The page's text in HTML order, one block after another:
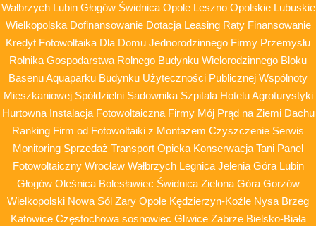
Wałbrzych Lubin Głogów Świdnica Opole Leszno Opolskie Lubuskie
Wielkopolska Dofinansowanie Dotacja Leasing Raty Finansowanie
Kredyt Fotowoltaika Dla Domu Jednorodzinnego Firmy Przemysłu
Rolnika Gospodarstwa Rolnego Budynku Wielorodzinnego Bloku
Basenu Aquaparku Budynku Użyteczności Publicznej Wspólnoty
Mieszkaniowej Spółdzielni Sadownika Szpitala Hotelu Agroturystyki
Hurtowna Instalacja Fotowoltaiczna Firmy Mój Prąd na Ziemi Dachu
Ranking Firm od Fotowoltaiki z Montażem Czyszczenie Serwis
Monitoring Sprzedaż Transport Opieka Konserwacja Tani Panel
Fotowoltaiczny Wrocław Wałbrzych Legnica Jelenia Góra Lubin
Głogów Oleśnica Bolesławiec Świdnica Zielona Góra Gorzów
Wielkopolski Nowa Sól Żary Opole Kędzierzyn-Koźle Nysa Brzeg
Katowice Częstochowa sosnowiec Gliwice Zabrze Bielsko-Biała